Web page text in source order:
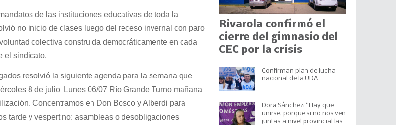
de las instituciones educativas de toda la
no inicio de clases luego del receso invernal con paro
colectiva construida democráticamente en cada
el sindicato.
resolvió la siguiente agenda para la semana que
8 de julio: Lunes 06/07 Río Grande Turno mañana
Concentramos en Don Bosco y Alberdi para
tarde y vespertino: asambleas o desobligaciones
Rivarola confirmó el
cierre del gimnasio del
CEC por la crisis
Confirman plan de lucha
nacional de la UDA
Dora Sánchez: “Hay que
unirse, porque si no nos ven
juntas a nivel provincial las